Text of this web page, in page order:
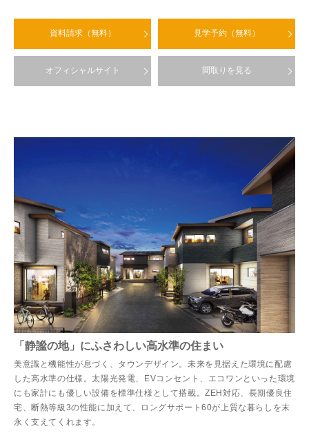
資料請求（無料） 見学予約（無料）
オフィシャルサイト 間取りを見る
「静謐の地」にふさわしい高水準の住まい
美意識と機能性が息づく、タウンデザイン。未来を見据えた環境に配慮
した高水準の仕様。太陽光発電、EVコンセント、エコワンといった環境
にも家計にも優しい設備を標準仕様として搭載。ZEH対応、長期優良住
宅、断熱等級3の性能に加えて、ロングサポート60が上質な暮らしを末
永く支えてくれます。